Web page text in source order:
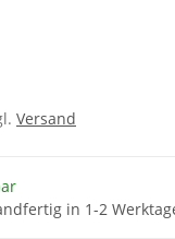
Versand
in 1-2